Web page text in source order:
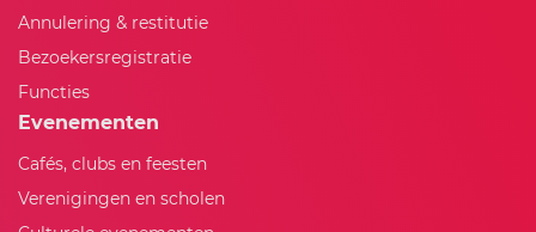
Annulering & restitutie
Bezoekersregistratie
Functies
Evenementen
Cafés, clubs en feesten
Verenigingen en scholen